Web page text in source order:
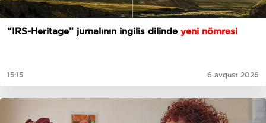
“IRS-Heritage” jurnalının ingilis dilində yeni nömrəsi
15:15 6 avqust 2026